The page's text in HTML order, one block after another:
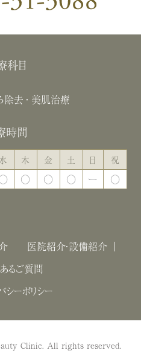
科目
除去 美肌治療
時間
水 木 金 土 日
祝
〇 〇 〇 ー 〇
医院紹介・設備紹介
あるご質問
シーポリシー
Clinic. All rights reserved.